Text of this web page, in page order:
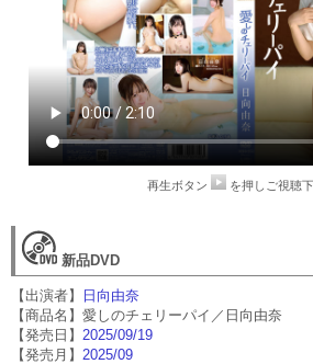
再生ボタン を押しご視聴
新品DVD
【出演者】
日向由奈
【商品名】愛しのチェリーパイ／日向由奈
【発売日】 2025/09/19
【発売月】 2025/09